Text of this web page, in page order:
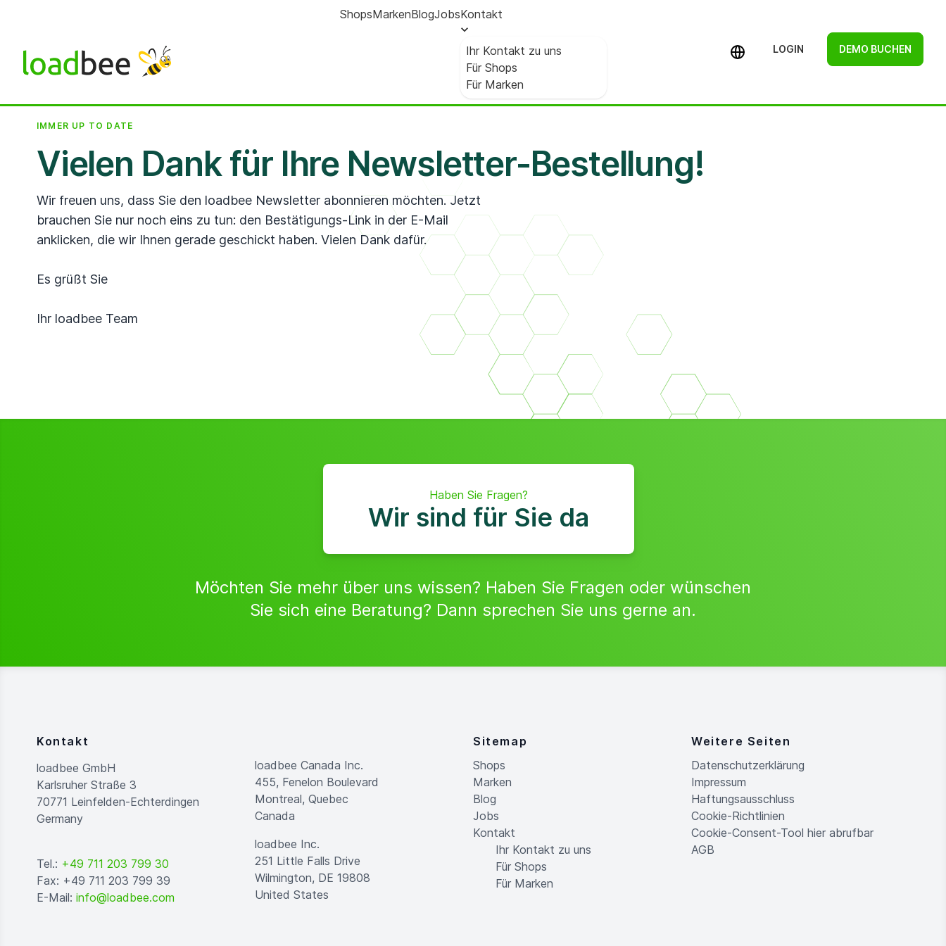
ShopsMarkenBlogJobsKontakt
Ihr Kontakt zu uns
Für Shops
Für Marken
LOGIN DEMO BUCHEN
IMMER UP TO DATE
Vielen Dank für Ihre Newsletter-Bestellung!
Wir freuen uns, dass Sie den loadbee Newsletter abonnieren möchten. Jetzt
brauchen Sie nur noch eins zu tun: den Bestätigungs-Link in der E-Mail
anklicken, die wir Ihnen gerade geschickt haben. Vielen Dank dafür.
Es grüßt Sie
Ihr loadbee Team
Haben Sie Fragen?
Wir sind für Sie da
Möchten Sie mehr über uns wissen? Haben Sie Fragen oder wünschen
Sie sich eine Beratung? Dann sprechen Sie uns gerne an.
Kontakt
loadbee GmbH
Karlsruher Straße 3
70771 Leinfelden-Echterdingen
Germany
Tel.: +49 711 203 799 30
Fax: +49 711 203 799 39
E-Mail: info@loadbee.com
loadbee Canada Inc.
455, Fenelon Boulevard
Montreal, Quebec
Canada
loadbee Inc.
251 Little Falls Drive
Wilmington, DE 19808
United States
Sitemap
Shops
Marken
Blog
Jobs
Kontakt
Ihr Kontakt zu uns
Für Shops
Für Marken
Weitere Seiten
Datenschutzerklärung
Impressum
Haftungsausschluss
Cookie-Richtlinien
Cookie-Consent-Tool hier abrufbar
AGB